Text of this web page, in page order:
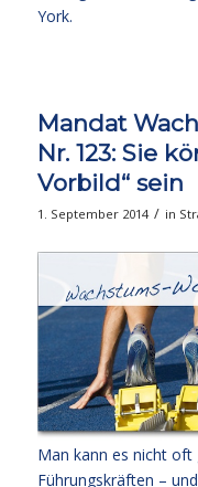
York.
Mandat
Nr. 123: Sie
Vorbild“ sein
1. September 2014 / in
Man kann es nicht oft
Führungskräften –